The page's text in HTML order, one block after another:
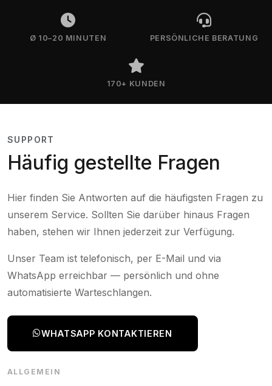
Ø 10–20 MINUTEN PERSÖNLICHE BERATUNG
170+ KUNDEN
SUPPORT
Häufig gestellte Fragen
Hier finden Sie Antworten auf die häufigsten Fragen zu
unserem Service. Sollten Sie darüber hinaus Fragen
haben, stehen wir Ihnen jederzeit zur Verfügung.
Unser Team ist telefonisch, per E-Mail und via
WhatsApp erreichbar — persönlich und ohne
automatisierte Warteschlangen.
WHATSAPP KONTAKTIEREN
ALLGEMEIN